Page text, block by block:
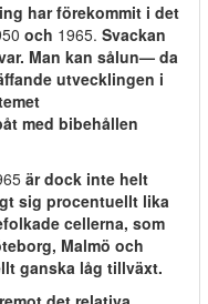
har förekommit i det
och 1965. Svackan
Man kan sålun— da
utvecklingen i
med bibehållen
är dock inte helt
sig procentuellt lika
cellerna, som
Malmö och
ganska låg tillväxt.